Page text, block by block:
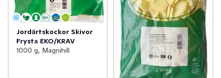
Jordärtskockor Skivor
Frysta EKO/KRAV
1000 g, Magnihill